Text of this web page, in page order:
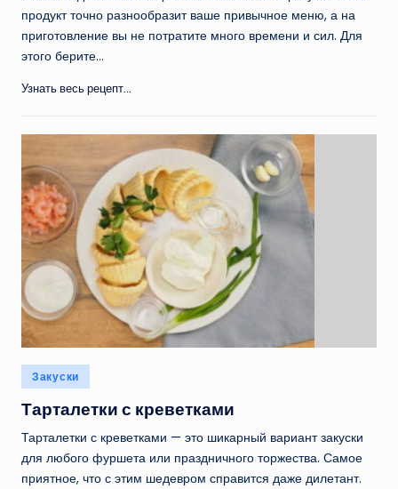
продукт точно разнообразит ваше привычное меню, а на
приготовление вы не потратите много времени и сил. Для
этого берите…
Узнать весь рецепт...
Опубликовано
в
Закуски
Тарталетки с креветками
Тарталетки с креветками — это шикарный вариант закуски
для любого фуршета или праздничного торжества. Самое
приятное, что с этим шедевром справится даже дилетант.